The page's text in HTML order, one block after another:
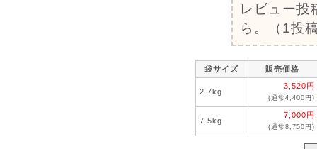
レビュー投
ら。（1投
袋サイズ 販売価格
2.7kg
3,520円
(通常4,400円)
7.5kg
7,000円
(通常8,750円)